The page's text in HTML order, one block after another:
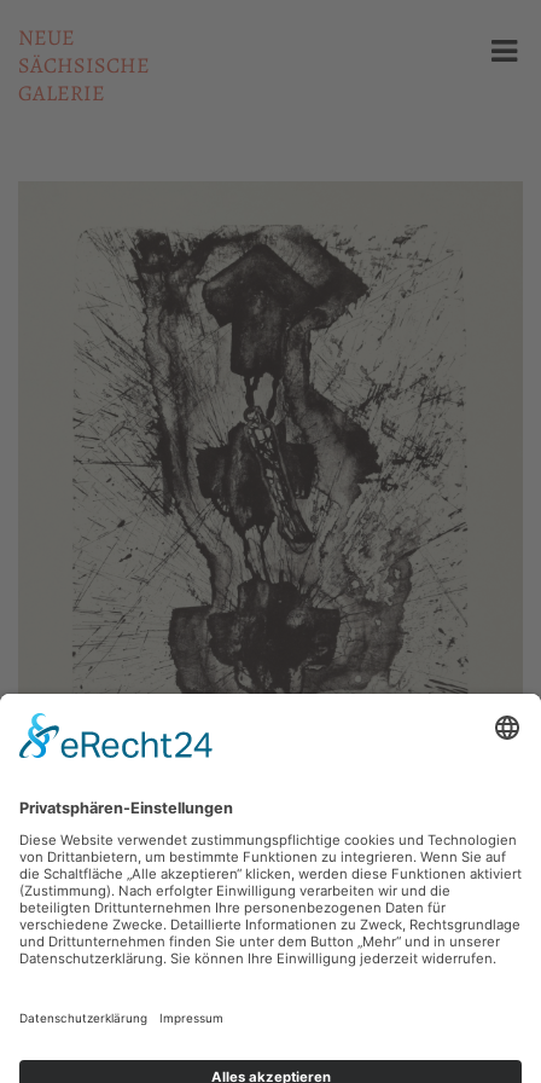
NEUE
SÄCHSISCHE
GALERIE
Michael Morgner,Auferstehung
1994, Lithografie, 47.5 x 64 cm, Inv.: B-06097-a
zurück
Bitte schreiben Sie an sammlung@kunsthuette.de